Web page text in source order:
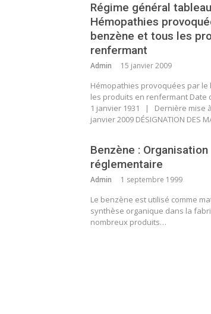
Régime général
Hémopathies
benzène et tous les
renfermant
Admin 15 janvier 2009
Hémopathies provoquées par le
les produits en renfermant Date
1 janvier 1931 | Dernière mise
janvier 2009 DÉSIGNATION DES
Benzène : Organisation
réglementaire
Admin 1 septembre 1999
Le benzène est utilisé comme
synthèse organique dans la
nombreux produits…